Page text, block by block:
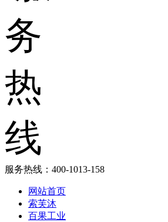
服务热线： 400-1013-158
网站首页
索芙沐
百果工业